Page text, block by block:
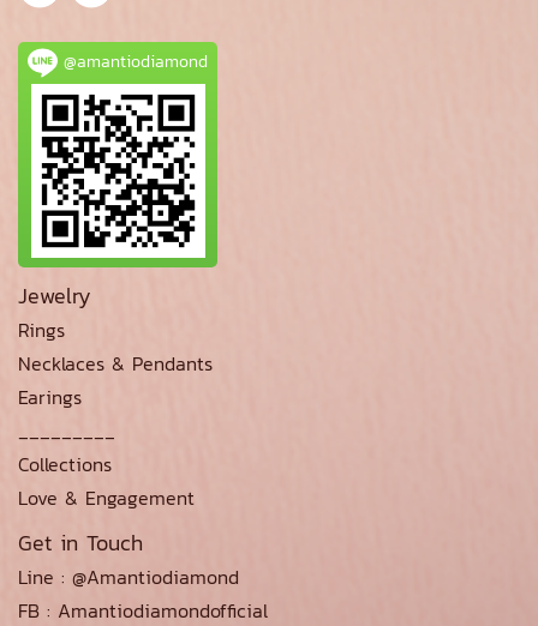
@amantiodiamond
Jewelry
Rings
Necklaces & Pendants
Earings
Collections
Love & Engagement
Get in Touch
Line : @Amantiodiamond
FB : Amantiodiamondofficial